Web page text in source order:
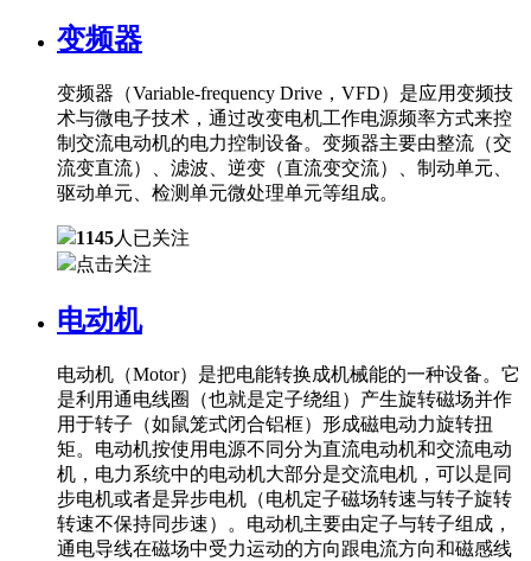
变频器
变频器（Variable-frequency Drive，VFD）是应用变频技
术与微电子技术，通过改变电机工作电源频率方式来控
制交流电动机的电力控制设备。变频器主要由整流（交
流变直流）、滤波、逆变（直流变交流）、制动单元、
驱动单元、检测单元微处理单元等组成。
1145人已关注
点击关注
电动机
电动机（Motor）是把电能转换成机械能的一种设备。它
是利用通电线圈（也就是定子绕组）产生旋转磁场并作
用于转子（如鼠笼式闭合铝框）形成磁电动力旋转扭
矩。电动机按使用电源不同分为直流电动机和交流电动
机，电力系统中的电动机大部分是交流电机，可以是同
步电机或者是异步电机（电机定子磁场转速与转子旋转
转速不保持同步速）。电动机主要由定子与转子组成，
通电导线在磁场中受力运动的方向跟电流方向和磁感线